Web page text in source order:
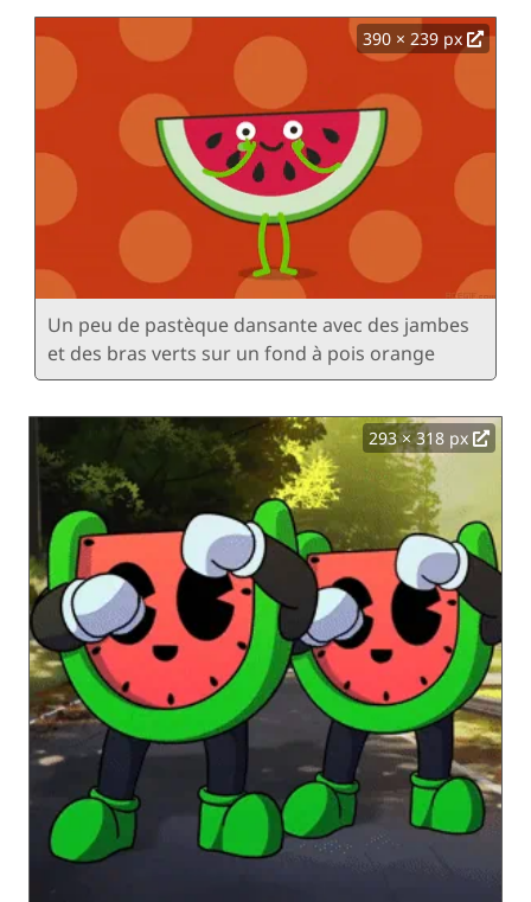
390 × 239 px
Un peu de pastèque dansante avec des jambes
et des bras verts sur un fond à pois orange
293 × 318 px